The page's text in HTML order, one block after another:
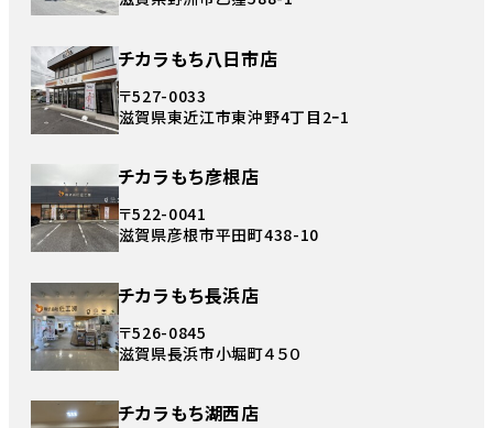
チカラもち八日市店
〒527-0033
滋賀県東近江市東沖野4丁目2ｰ1
チカラもち彦根店
〒522-0041
滋賀県彦根市平田町438-10
チカラもち長浜店
〒526-0845
滋賀県長浜市小堀町４５０
チカラもち湖西店